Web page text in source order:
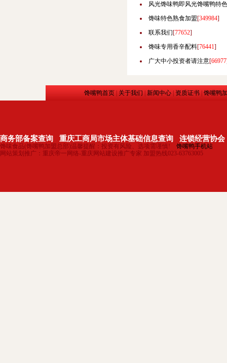
风光馋味鸭即风光馋嘴鸭特
馋味特色熟食加盟[349984]
联系我们[77652]
馋味专用香辛配料[76441]
广大中小投资者请注意[66977
馋嘴鸭首页| 关于我们 新闻中心| 资质证书| 馋嘴鸭
商务部备案查询 重庆工商局市场主体基础信息查询 连锁经营协会
馋味食品(馋嘴鸭加盟总部)温馨提醒：投资有风险、选项需谨慎! 馋嘴鸭手机站
网站策划推广：重庆帝一网络-重庆网站建设推广专家 加盟热线023-63763005